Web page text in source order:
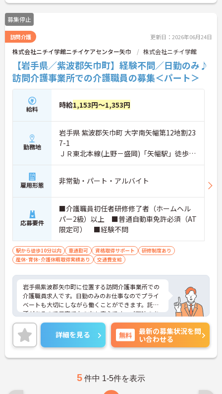
募集停止
訪問介護 更新日：2026年06月24日
株式会社ニチイ学館ニチイケアセンター矢巾 株式会社ニチイ学館
【岩手県／紫波郡矢巾町】経験不問／日勤のみ♪
訪問介護事業所での介護職員の募集＜パート＞
給料 時給1,153円～1,353円
勤務地
岩手県 紫波郡矢巾町 大字南矢幅第12地割23
7-1
ＪＲ東北本線(上野－盛岡)「矢幅駅」徒歩8
分
雇用形態 非常勤・パート・アルバイト
応募要件
■介護職員初任者研修修了者（ホームヘル
パー2級）以上 ■普通自動車免許必須（AT
限定可） ■経験不問
駅から徒歩10分以内 車通勤可 資格取得サポート
研修制度あり
産休･育休･介護休暇取得実績あり
交通費支給
岩手県紫波郡矢巾町に位置する訪問介護事業所での
介護職員求人です。日勤のみのお仕事なのでプライ
ベートも大切にしながら働くことができます。託児
所があるので子育て中の方も安心です。ご興味のあ
る方には、面接対策ポイント等、さらに詳細をお話
ししますのでお気軽にご相談ください！
詳細を見る 無料
最新の募集状況を問
い合わせる
5 件中 1-5件を表示